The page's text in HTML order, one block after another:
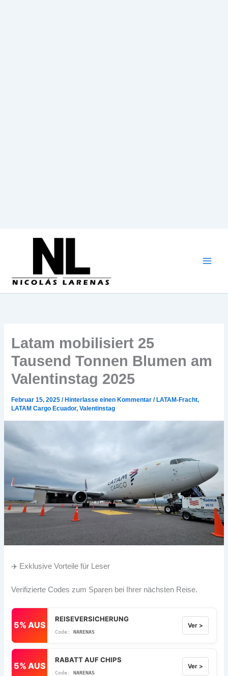
Latam mobilisiert 25
Tausend Tonnen Blumen am
Valentinstag 2025
Februar 15, 2025/ Hinterlasse einen Kommentar / LATAM-Fracht,
LATAM Cargo Ecuador,Valentinstag
✈️ Exklusive Vorteile für Leser
Verifizierte Codes zum Sparen bei Ihrer nächsten Reise.
5% AUS
REISEVERSICHERUNG
NARENAS
Ver >
5% AUS
RABATT AUF CHIPS
NARENAS
Ver >